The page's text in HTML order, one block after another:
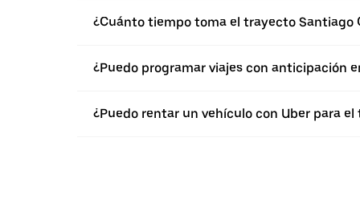
¿Cuánto tiempo toma el trayecto Santiago
¿Puedo programar viajes con anticipación
¿Puedo rentar un vehículo con Uber para